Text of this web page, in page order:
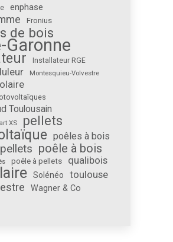
enphase
Fronius
de bois
Garonne
Installateur RGE
Montesquieu-Volvestre
Toulousain
XS pellets
poêles à bois
poêle à bois
poêle à pellets qualibois
Solénéo toulouse
Wagner & Co